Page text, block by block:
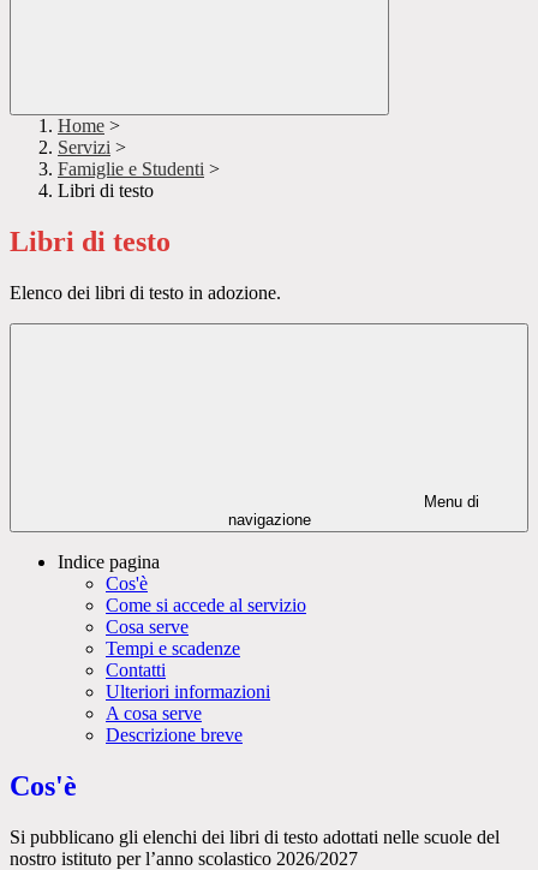
Home >
Servizi >
Famiglie e Studenti >
Libri di testo
Libri di testo
Elenco dei libri di testo in adozione.
Menu di
navigazione
Indice pagina
Cos'è
Come si accede al servizio
Cosa serve
Tempi e scadenze
Contatti
Ulteriori informazioni
A cosa serve
Descrizione breve
Cos'è
Si pubblicano gli elenchi dei libri di testo adottati nelle scuole del
nostro istituto per l’anno scolastico 2026/2027